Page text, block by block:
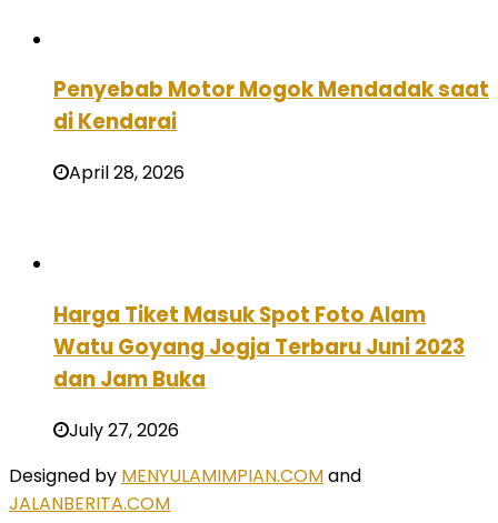
Penyebab Motor Mogok Mendadak saat
di Kendarai
April 28, 2026
Harga Tiket Masuk Spot Foto Alam
Watu Goyang Jogja Terbaru Juni 2023
dan Jam Buka
July 27, 2026
Designed by MENYULAMIMPIAN.COMand
JALANBERITA.COM